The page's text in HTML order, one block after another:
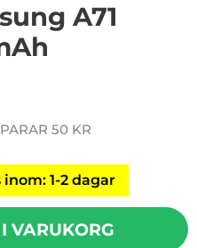
A71
50 KR
1-2 dagar
VARUKORG